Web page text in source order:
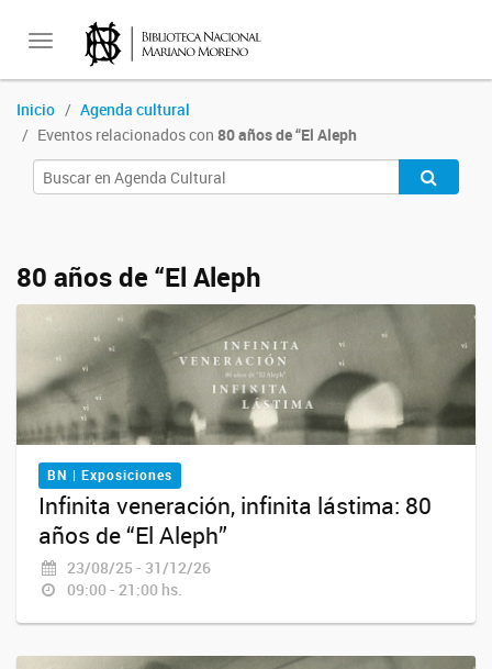
Toggle
Inicio
Agenda cultural
Eventos relacionados con 80 años de “El Aleph
80 años de “El Aleph
BN | Exposiciones
Infinita veneración, infinita lástima: 80
años de “El Aleph”
23/08/25 - 31/12/26
09:00 - 21:00 hs.